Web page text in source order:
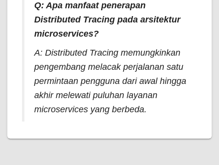
Q: Apa manfaat penerapan
Distributed Tracing pada arsitektur
microservices?
A: Distributed Tracing memungkinkan
pengembang melacak perjalanan satu
permintaan pengguna dari awal hingga
akhir melewati puluhan layanan
microservices yang berbeda.